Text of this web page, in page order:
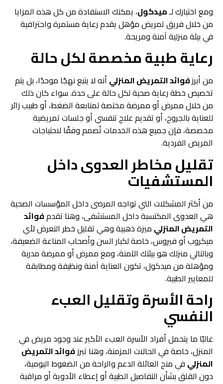
ومع اختيارك لـميدكول، يمكنك الاستفادة من كل هذه المزايا
من خلال فريق تمريض مؤهل يقدم رعاية مستمرة واحترافية
في بيئة منزلية آمنة ومريحة.
رعاية طبية مخصصة لكل حالة
من أبرزفوائد التمريض المنزلي أنه لا يتبع نهجًا موحدًا، بل يتم
تخصيص خطة رعاية صحية لكل حالة على حدة. سواء كان ذلك
من خلال ممرض أو ممرضة مختصة لمتابعة الضغط، أو طبيب زائر
للعناية بالجروح، أو تقديم علاج تنفسي أو جلسات تمريضية
مخصصة، فإن جميع هذه الخدمات تُصمم وفقًا لاحتياجات
المريض الفردية.
تقليل مخاطر العدوى داخل
المستشفيات
من أكثر المشكلات التي تواجه المرضى داخل المؤسسات الصحية
هي العدوى المكتسبة داخل المستشفى، وهنا تقدمفوائد
التمريض المنزلي ميزة ذهبية وهي تقليل خطر التعرض لأي
ميكروب أو فيروس، خاصة لكبار السن وأصحاب المناعة الضعيفة،
وبالتالي منزلك هو بيئتك الآمنة، ومع ممرض أو ممرضة مدربة
ومؤهلة من ميدكول، تكون العناية آمنة ونظيفة ومطابقة
للمعايير الطبية.
راحة الأسرة وتقليل العبء
النفسي
غالبًا ما يتحمل أفراد الأسرة العبء الأكبر عند وجود مريض في
المنزل، خاصة في الحالات المزمنة، وهنا تبرزفوائد التمريض
المنزلي في منح العائلة الدعم والراحة من الضغوط اليومية،
دون القلق بشأن التفاصيل الطبية أو إعطاء الأدوية أو مراقبة